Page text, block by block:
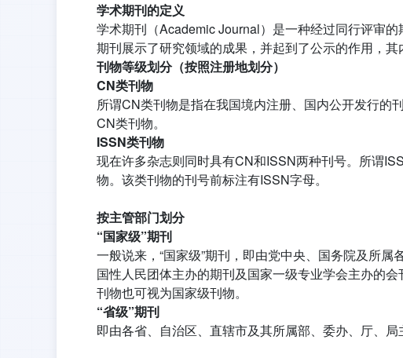
学术期刊的定义
学术期刊（Academic Journal）是一种经过同行评审
期刊展示了研究领域的成果，并起到了公示的作用，
刊物等级划分（按照注册地划分）
CN类刊物
所谓CN类刊物是指在我国境内注册、国内公开发行的
CN类刊物。
ISSN类刊物
现在许多杂志则同时具有CN和ISSN两种刊号。所谓
物。该类刊物的刊号前标注有ISSN字母。
按主管部门划分
“国家级”期刊
一般说来，“国家级”期刊，即由党中央、国务院及所
国性人民团体主办的期刊及国家一级专业学会主办的会
刊物也可视为国家级刊物。
“省级”期刊
即由各省、自治区、直辖市及其所属部、委办、厅、